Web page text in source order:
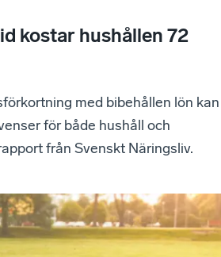
kostar hushållen 72
med bibehållen lön kan
för både hushåll och
från Svenskt Näringsliv.